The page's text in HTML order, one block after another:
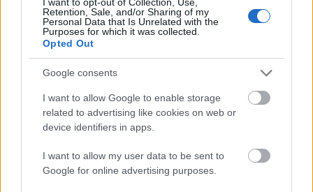
Retention, Sale, and/or Sharing of my
Personal Data that Is Unrelated with the
Purposes for which it was collected.
Opted Out
Google consents
I want to allow Google to enable storage
related to advertising like cookies on web or
device identifiers in apps.
I want to allow my user data to be sent to
Google for online advertising purposes.
Community készítői azt kérték a…
Salem: ijesztően szórakoztató
boszorkánymese (18+)
Akkor tudtam, hogy a Salem felkerül a heti nézős
kifejezéstelen tekintetű Janet Montgomery fogta
magát, előhúzott egy varangyot a férje szájából,